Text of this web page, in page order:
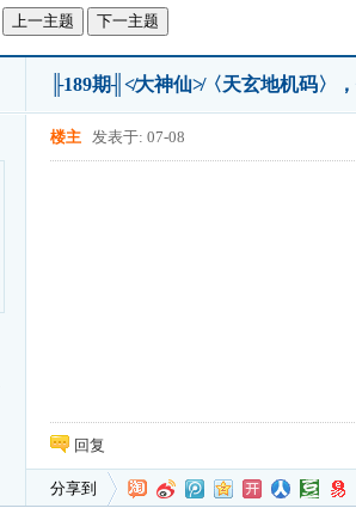
上一主题 下一主题
╟189期╢≮大神仙≯〈天玄地机码〉
楼主 发表于: 07-08
回复
分享到